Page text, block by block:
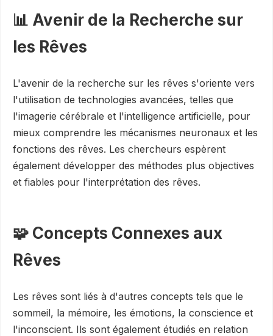
📊 Avenir de la Recherche sur
les Rêves
L'avenir de la recherche sur les rêves s'oriente vers
l'utilisation de technologies avancées, telles que
l'imagerie cérébrale et l'intelligence artificielle, pour
mieux comprendre les mécanismes neuronaux et les
fonctions des rêves. Les chercheurs espèrent
également développer des méthodes plus objectives
et fiables pour l'interprétation des rêves.
🧩 Concepts Connexes aux
Rêves
Les rêves sont liés à d'autres concepts tels que le
sommeil, la mémoire, les émotions, la conscience et
l'inconscient. Ils sont également étudiés en relation